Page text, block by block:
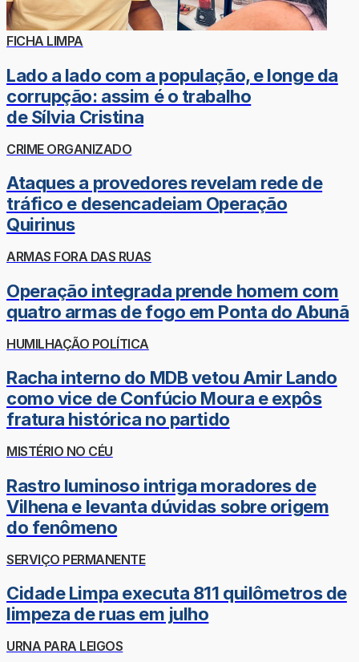
FICHA LIMPA
Lado a lado com a população, e longe da
corrupção: assim é o trabalho
de Sílvia Cristina
CRIME ORGANIZADO
Ataques a provedores revelam rede de
tráfico e desencadeiam Operação
Quirinus
ARMAS FORA DAS RUAS
Operação integrada prende homem com
quatro armas de fogo em Ponta do Abunã
HUMILHAÇÃO POLÍTICA
Racha interno do MDB vetou Amir Lando
como vice de Confúcio Moura e expôs
fratura histórica no partido
MISTÉRIO NO CÉU
Rastro luminoso intriga moradores de
Vilhena e levanta dúvidas sobre origem
do fenômeno
SERVIÇO PERMANENTE
Cidade Limpa executa 811 quilômetros de
limpeza de ruas em julho
URNA PARA LEIGOS